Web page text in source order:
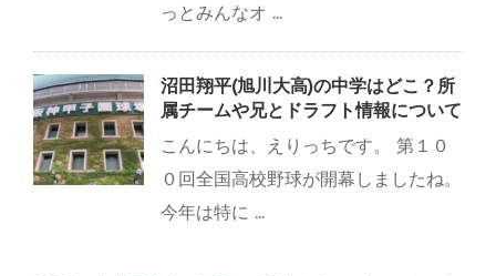
っとみんなオ ...
沼田翔平(旭川大高)の中学はどこ？所
属チームや兄とドラフト情報について
こんにちは、えりっちです。 第１０
０回全国高校野球が開幕しましたね。
今年は特に ...